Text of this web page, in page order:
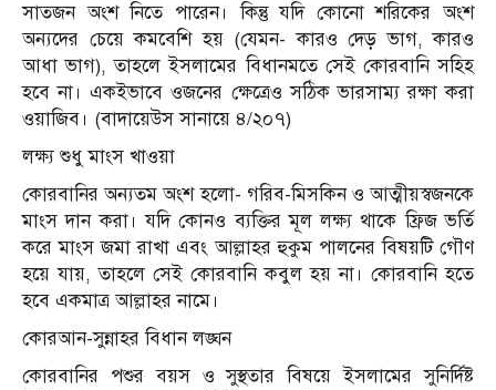
সাতজন অংশ নিতে পারেন। কিন্তু যদি কোনো শরিকের অংশ
অন্যদের চেয়ে কমবেশি হয় (যেমন- কারও দেড় ভাগ, কারও
আধা ভাগ), তাহলে ইসলামের বিধানমতে সেই কোরবানি সহিহ
হবে না। একইভাবে ওজনের ক্ষেত্রেও সঠিক ভারসাম্য রক্ষা করা
ওয়াজিব। (বাদায়েউস সানায়ে ৪/২০৭)
লক্ষ্য শুধু মাংস খাওয়া
কোরবানির অন্যতম অংশ হলো- গরিব-মিসকিন ও আত্মীয়স্বজনকে
মাংস দান করা। যদি কোনও ব্যক্তির মূল লক্ষ্য থাকে ফ্রিজ ভর্তি
করে মাংস জমা রাখা এবং আল্লাহর হুকুম পালনের বিষয়টি গৌণ
হয়ে যায়, তাহলে সেই কোরবানি কবুল হয় না। কোরবানি হতে
হবে একমাত্র আল্লাহর নামে।
কোরআন-সুন্নাহর বিধান লঙ্ঘন
কোরবানির পশুর বয়স ও সুস্থতার বিষয়ে ইসলামের সুনির্দিষ্ট